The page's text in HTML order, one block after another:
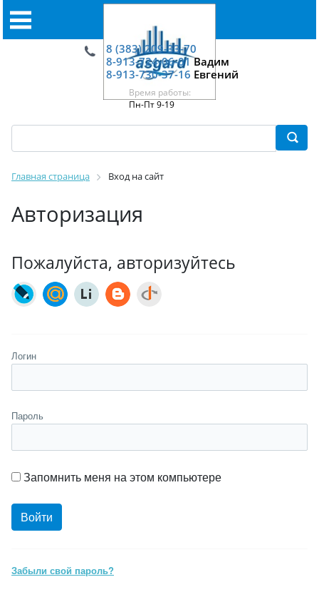
8 (383) 209-33-70
8-913-724-06-01Вадим
8-913-730-37-16 Евгений
Время работы:
Пн-Пт 9-19
Главная страница Вход на сайт
Авторизация
Пожалуйста, авторизуйтесь
Логин
Пароль
Запомнить меня на этом компьютере
Забыли свой пароль?